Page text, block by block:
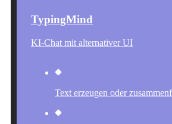
TypingMind
KI-Chat mit alternativer UI
Text erzeugen oder